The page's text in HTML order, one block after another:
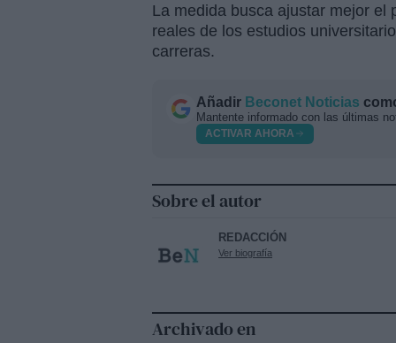
La medida busca ajustar mejor el
reales de los estudios
carreras.
Añadir Beconet Noticias
Mantente informado con las últimas
ACTIVAR AHORA
Sobre el autor
REDACCIÓN
Ver biografía
Archivado en